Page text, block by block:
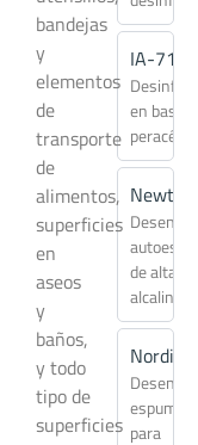
IA-710
en base
Newton
de alta
Nordic
para
bandejas
y
elementos
de
transporte
de
alimentos,
superficies
en
aseos
y
baños,
y todo
tipo de
superficies